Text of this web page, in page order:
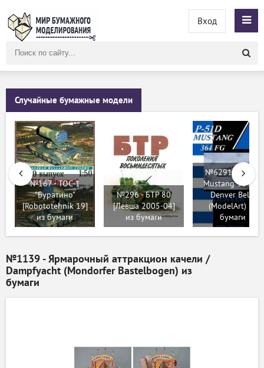
сайту
Вход
Случайные бумажные модели
№167 - ТОС-1
"Буратино"
[Robototehnik 19]
из бумаги
№296 - БТР 80
[Левша 2005-04]
из бумаги
№6291 - P-51D
Mustang 364 Fg
Denver Belle
(ModelArt) из
бумаги
№1139 - Ярмарочный аттракцион качели /
Dampfyacht (Mondorfer Bastelbogen) из
бумаги